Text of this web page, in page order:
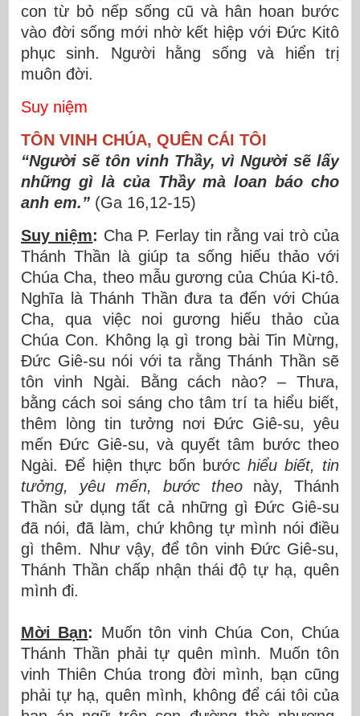
con từ bỏ nếp sống cũ và hân hoan bước
vào đời sống mới nhờ kết hiệp với Ðức Kitô
phục sinh. Người hằng sống và hiển trị
muôn đời.
Suy niệm
TÔN VINH CHÚA, QUÊN CÁI TÔI
“Người sẽ tôn vinh Thầy, vì Người sẽ lấy
những gì là của Thầy mà loan báo cho
anh em.” (Ga 16,12-15)
Suy niệm: Cha P. Ferlay tin rằng vai trò của
Thánh Thần là giúp ta sống hiếu thảo với
Chúa Cha, theo mẫu gương của Chúa Ki-tô.
Nghĩa là Thánh Thần đưa ta đến với Chúa
Cha, qua việc noi gương hiếu thảo của
Chúa Con. Không lạ gì trong bài Tin Mừng,
Đức Giê-su nói với ta rằng Thánh Thần sẽ
tôn vinh Ngài. Bằng cách nào? – Thưa,
bằng cách soi sáng cho tâm trí ta hiểu biết,
thêm lòng tin tưởng nơi Đức Giê-su, yêu
mến Đức Giê-su, và quyết tâm bước theo
Ngài. Để hiện thực bốn bước hiểu biết, tin
tưởng, yêu mến, bước theonày, Thánh
Thần sử dụng tất cả những gì Đức Giê-su
đã nói, đã làm, chứ không tự mình nói điều
gì thêm. Như vậy, để tôn vinh Đức Giê-su,
Thánh Thần chấp nhận thái độ tự hạ, quên
mình đi.
Mời Bạn: Muốn tôn vinh Chúa Con, Chúa
Thánh Thần phải tự quên mình. Muốn tôn
vinh Thiên Chúa trong đời mình, bạn cũng
phải tự hạ, quên mình, không để cái tôi của